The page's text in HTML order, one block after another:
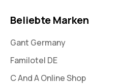
Beliebte Marken
Gant Germany
Familotel DE
C And A Online Shop